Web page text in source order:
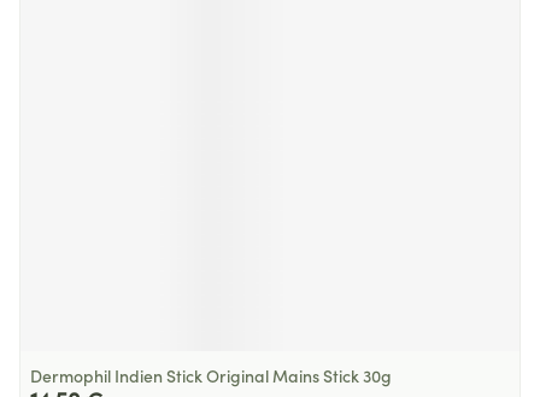
Dermophil Indien Stick Original Mains Stick 30g